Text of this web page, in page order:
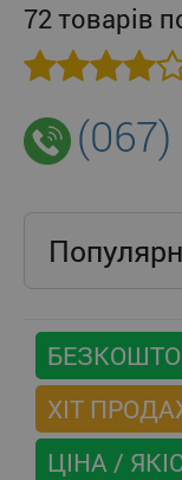
72 товарів
ХІТ
ЦІНА /